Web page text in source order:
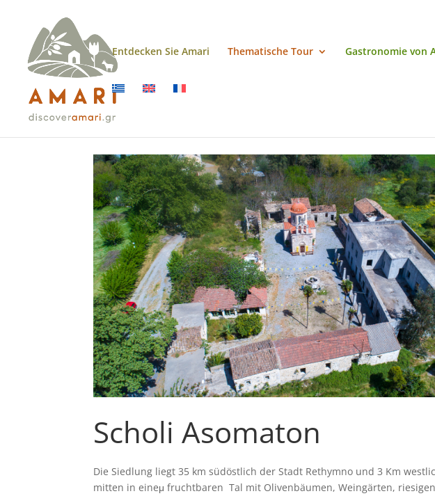
Entdecken Sie Amari Thematische Tour Gastronomie von
Scholi Asomaton
Die Siedlung liegt 35 km südöstlich der Stadt Rethymno und 3 Km
mitten in eineμ fruchtbaren Tal mit Olivenbäumen, Weingärten,